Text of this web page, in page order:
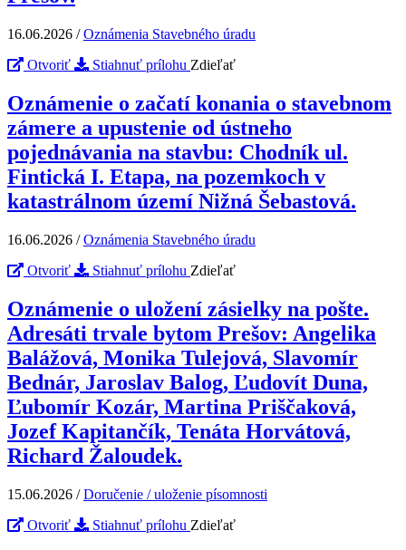
16.06.2026 /Oznámenia Stavebného úradu
Otvoriť
Stiahnuť prílohu Zdieľať
Oznámenie o začatí konania o stavebnom
zámere a upustenie od ústneho
pojednávania na stavbu: Chodník ul.
Fintická I. Etapa, na pozemkoch v
katastrálnom území Nižná Šebastová.
16.06.2026 /Oznámenia Stavebného úradu
Otvoriť
Stiahnuť prílohu Zdieľať
Oznámenie o uložení zásielky na pošte.
Adresáti trvale bytom Prešov: Angelika
Balážová, Monika Tulejová, Slavomír
Bednár, Jaroslav Balog, Ľudovít Duna,
Ľubomír Kozár, Martina Priščaková,
Jozef Kapitančík, Tenáta Horvátová,
Richard Žaloudek.
15.06.2026 /Doručenie / uloženie písomnosti
Otvoriť
Stiahnuť prílohu Zdieľať